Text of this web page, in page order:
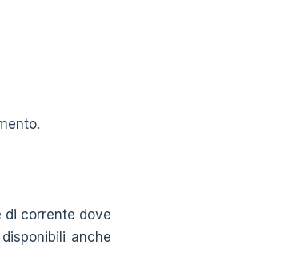
di corrente dove
anche